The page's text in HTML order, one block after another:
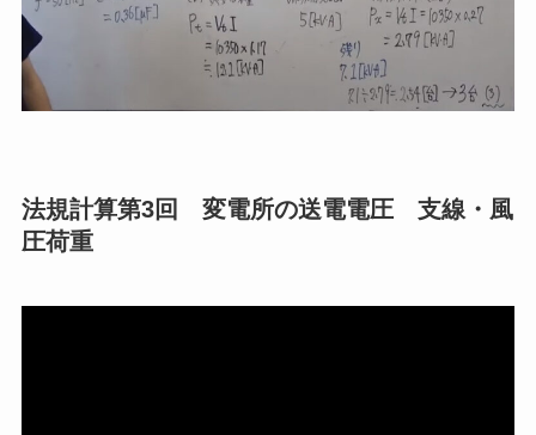
法規計算第3回 変電所の送電電圧 支線・風
圧荷重